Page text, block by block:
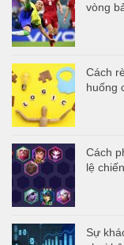
vòng
Cách
huống
Cách
lệ
Sự